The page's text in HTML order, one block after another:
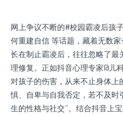
网上争议不断的#校园霸凌后孩
何重建自信 等话题，藏着无数
长在制止霸凌后，往往忽略了
理修复。正如抖音心理专家@儿
对孩子的伤害，从来不止身体上
惧、自卑与自我否定，若不及时
生的性格与社交”。结合抖音上